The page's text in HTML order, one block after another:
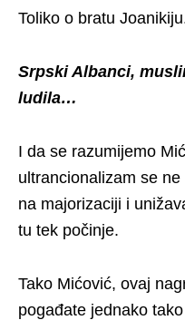
Toliko o bratu
Srpski Albanci,
ludila…
I da se razumijemo
ultrancionalizam se
na majorizaciji i
tu tek počinje.
Tako Mićović, ovaj
pogađate jednako